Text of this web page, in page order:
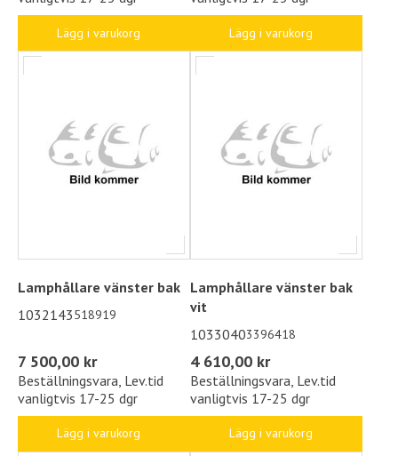
Lägg i varukorg Lägg i varukorg
Lamphållare vänster bak
1032143518919
7 500,00 kr
Beställningsvara, Lev.tid
vanligtvis 17-25 dgr
Lägg i varukorg
Lamphållare vänster bak
vit
10330403396418
4 610,00 kr
Beställningsvara, Lev.tid
vanligtvis 17-25 dgr
Lägg i varukorg